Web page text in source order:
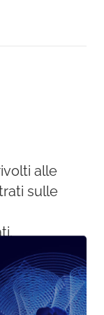
alle
sulle